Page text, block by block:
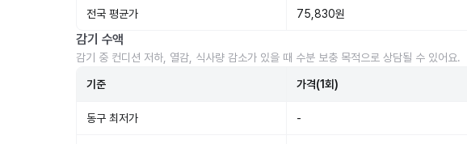
전국 평균가 75,830원
감기 수액
감기 중 컨디션 저하, 열감, 식사량 감소가 있을 때 수분 보충 목적으로 상담될 수 있어요.
기준 가격(1회)
동구 최저가 -